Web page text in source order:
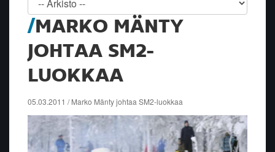
MARKO MÄNTY
JOHTAA SM2-
LUOKKAA
05.03.2011 / Marko Mänty johtaa SM2-luokkaa